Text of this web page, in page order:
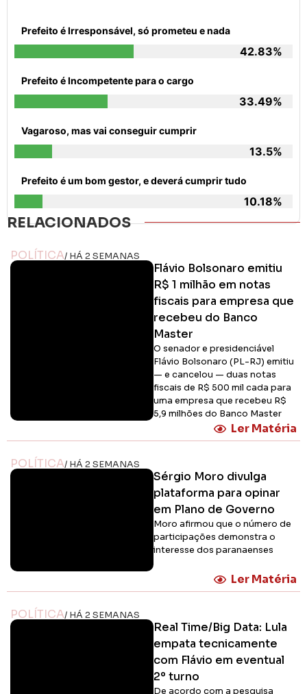
Prefeito é Irresponsável, só prometeu e nada
42.83%
Prefeito é Incompetente para o cargo
33.49%
Vagaroso, mas vai conseguir cumprir
13.5%
Prefeito é um bom gestor, e deverá cumprir tudo
10.18%
RELACIONADOS
POLÍTICA/ HÁ 2 SEMANAS
Flávio Bolsonaro emitiu
R$ 1 milhão em notas
fiscais para empresa que
recebeu do Banco
Master
O senador e presidenciável
Flávio Bolsonaro (PL-RJ) emitiu
— e cancelou — duas notas
fiscais de R$ 500 mil cada para
uma empresa que recebeu R$
5,9 milhões do Banco Master
Ler Matéria
POLÍTICA/ HÁ 2 SEMANAS
Sérgio Moro divulga
plataforma para opinar
em Plano de Governo
Moro afirmou que o número de
participações demonstra o
interesse dos paranaenses
Ler Matéria
POLÍTICA/ HÁ 2 SEMANAS
Real Time/Big Data: Lula
empata tecnicamente
com Flávio em eventual
2º turno
De acordo com a pesquisa